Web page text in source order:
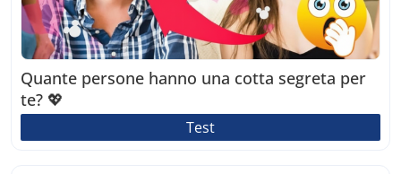
Quante persone hanno una cotta segreta per
te? 💖
Test